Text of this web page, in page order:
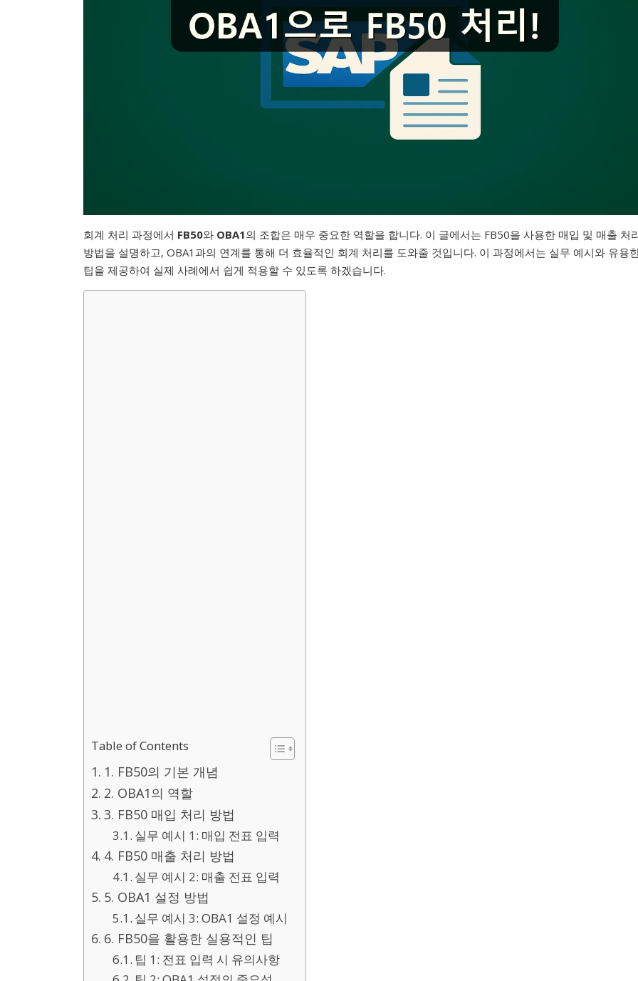
회계 처리 과정에서 FB50와 OBA1의 조합은 매우 중요한 역할을 합니다. 이 글에서는 FB50을 사용한 매입 및 매출 처
방법을 설명하고, OBA1과의 연계를 통해 더 효율적인 회계 처리를 도와줄 것입니다. 이 과정에서는 실무 예시와 유용
팁을 제공하여 실제 사례에서 쉽게 적용할 수 있도록 하겠습니다.
Table of Contents
1. FB50의 기본 개념
2. OBA1의 역할
3. FB50 매입 처리 방법
실무 예시 1: 매입 전표 입력
4. FB50 매출 처리 방법
실무 예시 2: 매출 전표 입력
5. OBA1 설정 방법
실무 예시 3: OBA1 설정 예시
6. FB50을 활용한 실용적인 팁
팁 1: 전표 입력 시 유의사항